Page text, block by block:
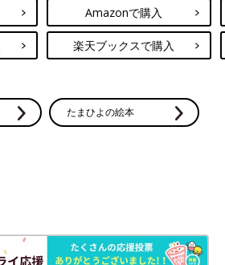
Amazonで購入
楽天ブックスで購入
たまひよの絵本